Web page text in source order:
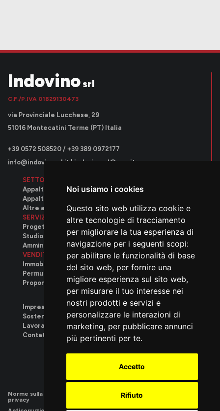
Noi usiamo i cookies
Questo sito web utilizza cookie e
altre tecnologie di tracciamento
per migliorare la tua esperienza di
navigazione per i seguenti scopi:
per abilitare le funzionalità di base
del sito web, per fornire una
migliore esperienza sul sito web,
per misurare il tuo interesse nei
nostri prodotti e servizi e
personalizzare le interazioni di
marketing, per pubblicare annunci
più pertinenti per te.
Accetto
Rifiuto
Indovino srl
C.F./P.IVA 01829130473
via Provinciale Lucchese, 29
51016 Montecatini Terme (PT) Italia
+39 0572 508520 / +39 389 0972177
info@indovinosrl.it | indovinosrl@pec.it
SETTORI OPERATIVI
Appalti pubblici
Appalti privati
Altre attività
SERVIZI
Progettazione
Studio tecnico
Amministrativo
VENDITA
Immobili disponibili
Permuta immobiliare
Proponi il tuo immobile
Impresa
Sostenibilità
Lavora con noi
Contatti
We build
Norme sulla
privacy
Privacy
Contatti